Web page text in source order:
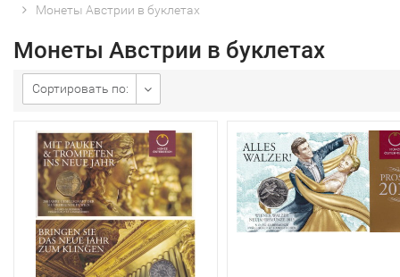
Монеты Австрии в буклетах
Монеты Австрии в буклетах
Сортировать по: